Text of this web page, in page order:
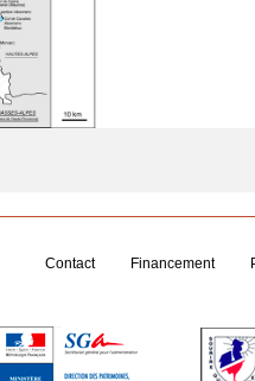
Contact Financement